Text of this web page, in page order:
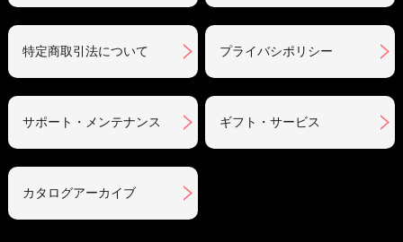
特定商取引法について プライバシポリシー
サポート・メンテナンス ギフト・サービス
カタログアーカイブ